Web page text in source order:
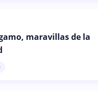
maravillas de la